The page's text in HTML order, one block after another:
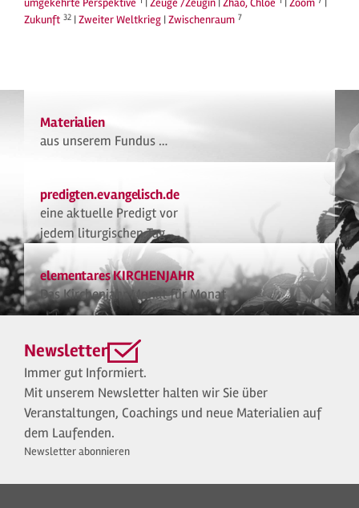
umgekehrte Perspektive
|Zeuge /Zeugin |Zhao, Chloé |Zoom
|
Zukunft 32 |Zweiter Weltkrieg |Zwischenraum 7
Materialien
aus unserem Fundus …
predigten.evangelisch.de
eine aktuelle Predigt vor
jedem liturgischen Tag
elementares KIRCHENJAHR
Das Kirchenjahr Monat für Monat
Newsletter
Immer gut Informiert.
Mit unserem Newsletter halten wir Sie über
Veranstaltungen, Coachings und neue Materialien auf
dem Laufenden.
Newsletter abonnieren